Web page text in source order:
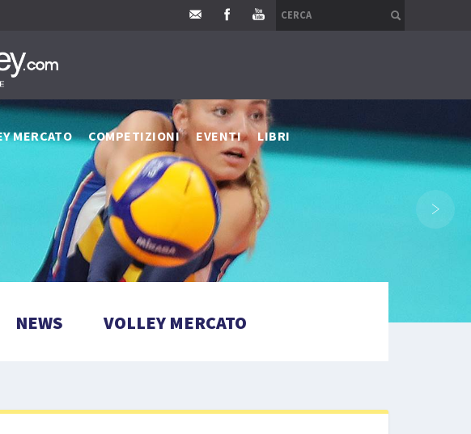
MERCATO COMPETIZIONI EVENTI LIBRI
›
NEWS VOLLEY MERCATO